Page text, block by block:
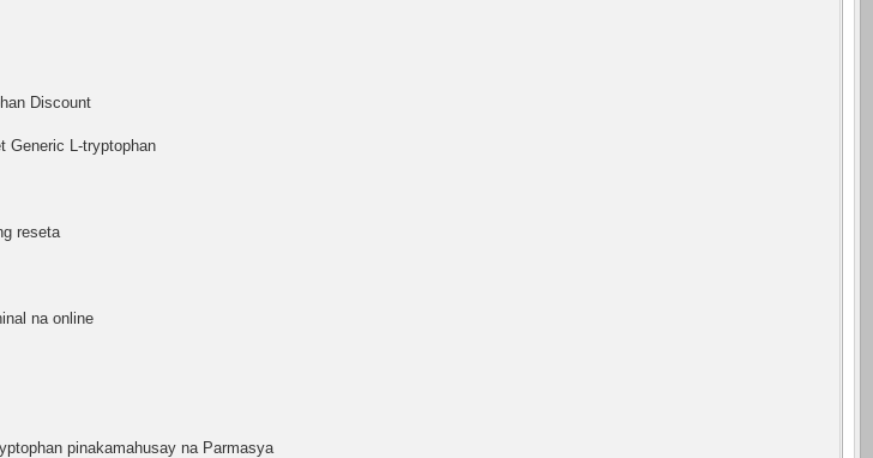
Discount
Generic L-tryptophan
reseta
na online
pinakamahusay na Parmasya